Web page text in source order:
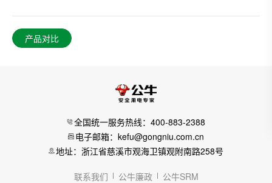
产品对比
全国统一服务热线：400-883-2388
电子邮箱：kefu@gongniu.com.cn
地址：浙江省慈溪市观海卫镇观附南路258号
联系我们 公牛廉政
公牛SRM